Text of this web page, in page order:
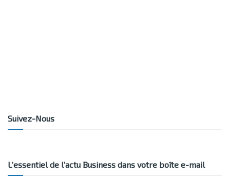
Suivez-Nous
L’essentiel de l’actu Business dans votre boîte e-mail